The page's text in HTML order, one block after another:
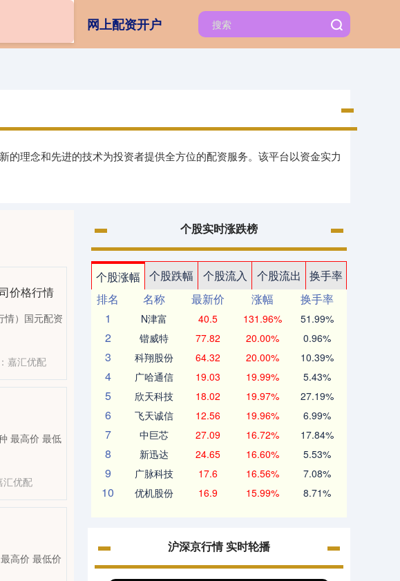
网上配资开户
理念和先进的技术为投资者提供全方位的配资服务。该平台以资金实力
价格行情
情）国元配资
嘉汇优配
最高价 最低
汇优配
高价 最低价
个股实时涨跌榜
个股涨幅 个股跌幅 个股流入 个股流出
换手率
排名
名称 最新价 涨幅
换手率
1
N津富 40.5 131.96% 51.99%
2 锴威特 77.82 20.00% 0.96%
3 科翔股份 64.32 20.00% 10.39%
4 广哈通信 19.03 19.99% 5.43%
5 欣天科技 18.02 19.97% 27.19%
6 飞天诚信 12.56 19.96% 6.99%
7 中巨芯 27.09 16.72% 17.84%
8 新迅达 24.65 16.60% 5.53%
9 广脉科技 17.6 16.56% 7.08%
10 优机股份 16.9 15.99% 8.71%
沪深京行情 实时轮播